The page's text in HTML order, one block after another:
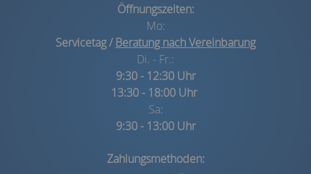
Öffnungszeiten:
Mo:
Servicetag /Beratung nach Vereinbarung
Di. - Fr.:
9:30 - 12:30 Uhr
13:30 - 18:00 Uhr
Sa:
9:30 - 13:00 Uhr
Zahlungsmethoden: